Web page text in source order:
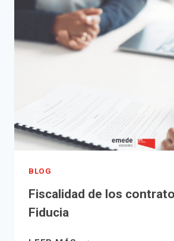
BLOG
Fiscalidad de los
Fiducia